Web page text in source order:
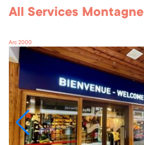
All Services Montagne
Arc 2000